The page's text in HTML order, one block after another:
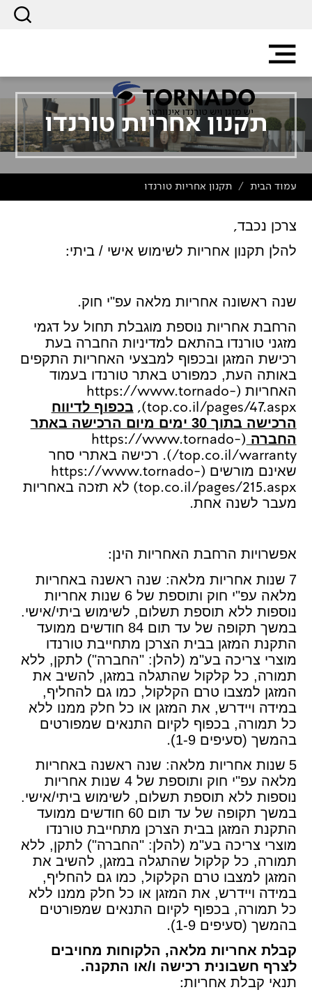
תקנון אחריות טורנדו
עמוד הבית / תקנון אחריות טורנדו
צרכן נכבד,
להלן תקנון אחריות לשימוש אישי / ביתי:
שנה ראשונה אחריות מלאה עפ"י חוק.
הרחבת אחריות נוספת מוגבלת תחול על דגמי
מזגני טורנדו בהתאם למדיניות החברה בעת
רכישת המזגן ובכפוף למבצעי האחריות התקפים
באותה העת, כמפורט באתר טורנדו בעמוד
האחריות
(https://www.tornado-
top.co.il/pages/47.aspx),
בכפוף לדיווח
הרכישה בתוך 30 ימים מיום הרכישה באתר
החברה
(https://www.tornado-
top.co.il/warranty/).
רכישה באתרי סחר
שאינם מורשים
(https://www.tornado-
top.co.il/pages/215.aspx)
לא תזכה באחריות
מעבר לשנה אחת.
אפשרויות הרחבת האחריות הינן:
7 שנות אחריות מלאה: שנה ראשנה באחריות
מלאה עפ"י חוק ותוספת של 6 שנות אחריות
נוספות ללא תוספת תשלום, לשימוש ביתי/אישי.
במשך תקופה של עד תום 84 חודשים ממועד
התקנת המזגן בבית הצרכן מתחייבת טורנדו
מוצרי צריכה בע"מ (להלן: "החברה") לתקן, ללא
תמורה, כל קלקול שהתגלה במזגן, להשיב את
המזגן למצבו טרם הקלקול, כמו גם להחליף,
במידה ויידרש, את המזגן או כל חלק ממנו ללא
כל תמורה, בכפוף לקיום התנאים שמפורטים
בהמשך (סעיפים 1-9)
.
5 שנות אחריות מלאה: שנה ראשנה באחריות
מלאה עפ"י חוק ותוספת של 4 שנות אחריות
נוספות ללא תוספת תשלום, לשימוש ביתי/אישי.
במשך תקופה של עד תום 60 חודשים ממועד
התקנת המזגן בבית הצרכן מתחייבת טורנדו
מוצרי צריכה בע"מ (להלן: "החברה") לתקן, ללא
תמורה, כל קלקול שהתגלה במזגן, להשיב את
המזגן למצבו טרם הקלקול, כמו גם להחליף,
במידה ויידרש, את המזגן או כל חלק ממנו ללא
כל תמורה, בכפוף לקיום התנאים שמפורטים
בהמשך (סעיפים 1-9)
.
קבלת אחריות מלאה, הלקוחות מחויבים
לצרף חשבונית רכישה ו/או התקנה.
תנאי קבלת אחריות: